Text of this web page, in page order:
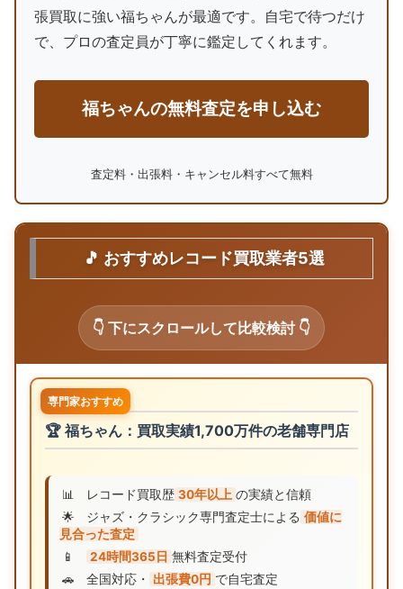
張買取に強い福ちゃんが最適です。自宅で待つだけ
で、プロの査定員が丁寧に鑑定してくれます。
福ちゃんの無料査定を申し込む
査定料・出張料・キャンセル料すべて無料
🎵 おすすめレコード買取業者5選
👇 下にスクロールして比較検討 👇
🏆 福ちゃん：買取実績1,700万件の老舗専門店
専門家おすすめ
📊 レコード買取歴 30年以上 の実績と信頼
🌟
ジャズ・クラシック専門査定士による 価値に
見合った査定
📱
24時間365日 無料査定受付
🚗
全国対応・ 出張費0円 で自宅査定